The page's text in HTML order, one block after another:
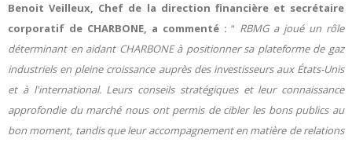
Benoit Veilleux, Chef de la direction financière et secrétaire
corporatif de CHARBONE, a commenté : “ RBMG a joué un rôle
déterminant en aidant CHARBONE à positionner sa plateforme de gaz
industriels en pleine croissance auprès des investisseurs aux États-Unis
et à l'international. Leurs conseils stratégiques et leur connaissance
approfondie du marché nous ont permis de cibler les bons publics au
bon moment, tandis que leur accompagnement en matière de relations